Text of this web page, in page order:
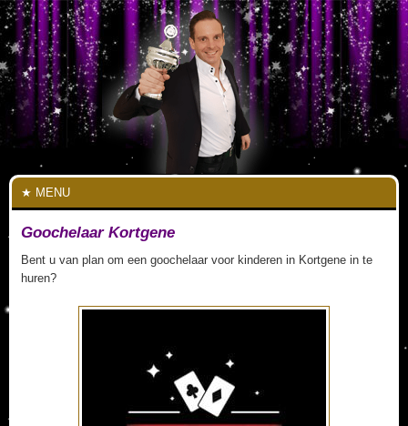
MENU
Goochelaar Kortgene
Bent u van plan om een goochelaar voor kinderen in Kortgene in te
huren?